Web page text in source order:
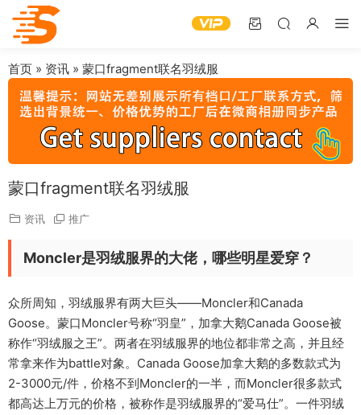
首页 » 资讯 » 蒙口fragment联名羽绒服
蒙口fragment联名羽绒服
资讯 推广
Moncler是羽绒服界的大佬，哪些明星爱穿？
众所周知，羽绒服界有两大巨头——Moncler和Canada
Goose。蒙口Moncler号称“羽皇”，加拿大鹅Canada Goose被
称作“羽绒服之王”。两者在羽绒服界的地位都非常之高，并且经
常拿来作为battle对象。Canada Goose加拿大鹅的多数款式为
2-3000元/件，价格不到Moncler的一半，而Moncler很多款式
都高达上万元的价格，被称作是羽绒服界的“爱马仕”。一件羽绒